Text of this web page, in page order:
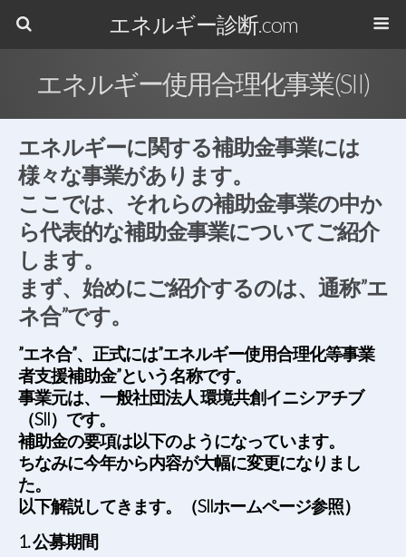
エネルギー診断.com
エネルギー使用合理化事業(SII)
エネルギーに関する補助金事業には
様々な事業があります。
ここでは、それらの補助金事業の中か
ら代表的な補助金事業についてご紹介
します。
まず、始めにご紹介するのは、通称”エ
ネ合”です。
”エネ合”、正式には”エネルギー使用合理化等事業
者支援補助金”という名称です。
事業元は、一般社団法人 環境共創イニシアチブ
（SII）です。
補助金の要項は以下のようになっています。
ちなみに今年から内容が大幅に変更になりまし
た。
以下解説してきます。（SIIホームページ参照）
1. 公募期間